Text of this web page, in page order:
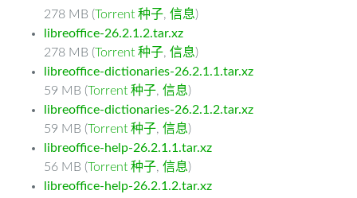
278 MB (Torrent 种子, 信息)
libreoffice-26.2.1.2.tar.xz
278 MB (Torrent 种子, 信息)
libreoffice-dictionaries-26.2.1.1.tar.xz
59 MB (Torrent 种子, 信息)
libreoffice-dictionaries-26.2.1.2.tar.xz
59 MB (Torrent 种子, 信息)
libreoffice-help-26.2.1.1.tar.xz
56 MB (Torrent 种子, 信息)
libreoffice-help-26.2.1.2.tar.xz